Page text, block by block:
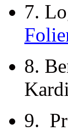
7.
8.
9.